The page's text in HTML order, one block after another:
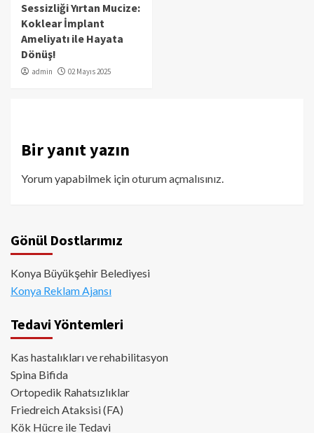
Sessizliği Yırtan Mucize:
Koklear İmplant
Ameliyatı ile Hayata
Dönüş!
admin 02 Mayıs 2025
Bir yanıt yazın
Yorum yapabilmek içinoturum açmalısınız.
Gönül Dostlarımız
Konya Büyükşehir Belediyesi
Konya Reklam Ajansı
Tedavi Yöntemleri
Kas hastalıkları ve rehabilitasyon
Spina Bifida
Ortopedik Rahatsızlıklar
Friedreich Ataksisi (FA)
Kök Hücre ile Tedavi